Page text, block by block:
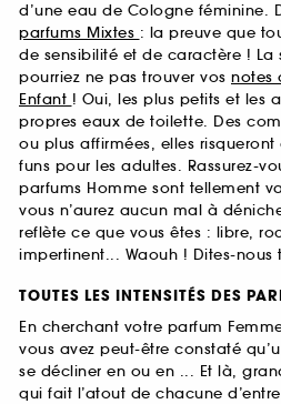
d’une eau de Cologne féminine.
parfums Mixtes : la preuve que
de sensibilité et de caractère !
pourriez ne pas trouver vos notes
Enfant ! Oui, les plus petits et les
propres eaux de toilette. Des
ou plus affirmées, elles
funs pour les adultes. Rassurez-
parfums Homme sont tellement
vous n’aurez aucun mal à
reflète ce que vous êtes : libre,
impertinent... Waouh ! Dites-nous
TOUTES LES INTENSITÉS DES
En cherchant votre parfum
vous avez peut-être constaté
se décliner en ou en ... Et là,
qui fait l’atout de chacune